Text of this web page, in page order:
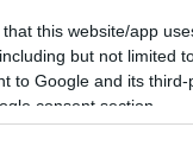
that this website/app
but not limited
to Google and its
consent section.
άδεια να